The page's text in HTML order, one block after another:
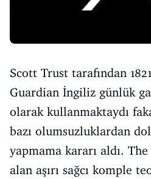
Scott Trust tarafından
Guardian İngiliz günlük
olarak kullanmaktaydı
bazı olumsuzluklardan
yapmama kararı aldı.
alan aşırı sağcı komple